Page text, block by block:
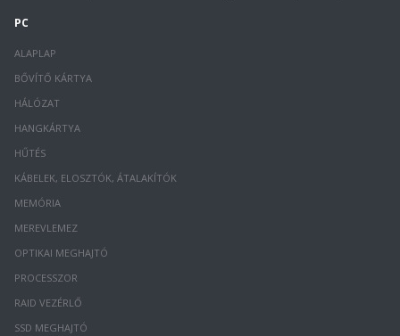
PC
ALAPLAP
BŐVÍTŐ KÁRTYA
HÁLÓZAT
HANGKÁRTYA
HŰTÉS
KÁBELEK, ELOSZTÓK, ÁTALAKÍTÓK
MEMÓRIA
MEREVLEMEZ
OPTIKAI MEGHAJTÓ
PROCESSZOR
RAID VEZÉRLŐ
SSD MEGHAJTÓ